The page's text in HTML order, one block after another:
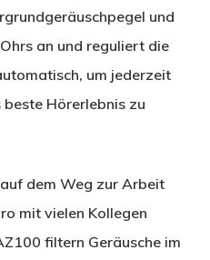
und
an und reguliert die
um jederzeit
Hörerlebnis zu
dem Weg zur Arbeit
mit vielen Kollegen
filtern Geräusche im